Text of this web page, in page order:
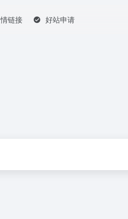
链接 好站申请